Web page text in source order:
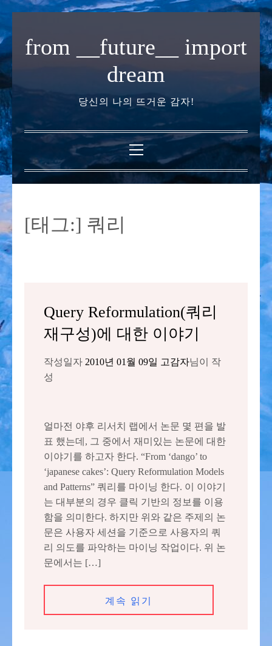
용
으
로
바
로
기
from __future__ import
dream
당신의 나의 뜨거운 감자!
기
본
메
뉴
[태그:] 쿼리
Query Reformulation(쿼리
재구성)에 대한 이야기
작성일자 2010년 01월 09일 고감자님이 작
성
얼마전 야후 리서치 랩에서 논문 몇 편을 발
표 했는데, 그 중에서 재미있는 논문에 대한
이야기를 하고자 한다. “From ‘dango’ to
‘japanese cakes’: Query Reformulation Models
and Patterns” 쿼리를 마이닝 한다. 이 이야기
는 대부분의 경우 클릭 기반의 정보를 이용
함을 의미한다. 하지만 위와 같은 주제의 논
문은 사용자 세션을 기준으로 사용자의 쿼
리 의도를 파악하는 마이닝 작업이다. 위 논
문에서는 […]
계속 읽기